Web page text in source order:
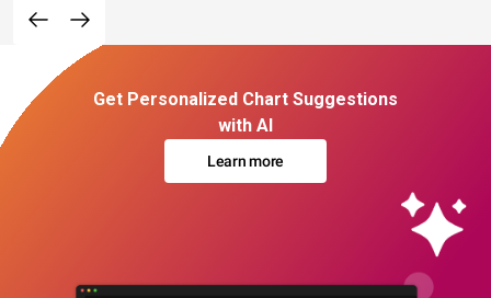
Get Personalized Chart Suggestions
with AI
Learn more